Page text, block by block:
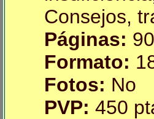
Consejos,
Páginas: 90
Formato:
Fotos: No
PVP: 450